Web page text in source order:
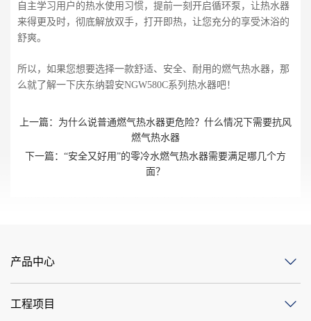
自主学习用户的热水使用习惯，提前一刻开启循环泵，让热水器
来得更及时，彻底解放双手，打开即热，让您充分的享受沐浴的
舒爽。
所以，如果您想要选择一款舒适、安全、耐用的燃气热水器，那
么就了解一下庆东纳碧安NGW580C系列热水器吧！
上一篇： 为什么说普通燃气热水器更危险？什么情况下需要抗风
燃气热水器
下一篇： “安全又好用”的零冷水燃气热水器需要满足哪几个方
面？
产品中心
工程项目